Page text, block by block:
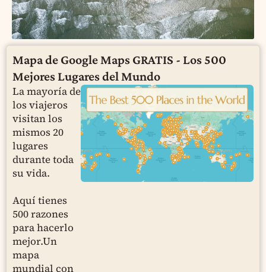
Mapa de Google Maps GRATIS - Los 500
Mejores Lugares del Mundo
La mayoría de
los viajeros
visitan los
mismos 20
lugares
durante toda
su vida.
Aquí tienes
500 razones
para hacerlo
mejor.Un
mapa
mundial con